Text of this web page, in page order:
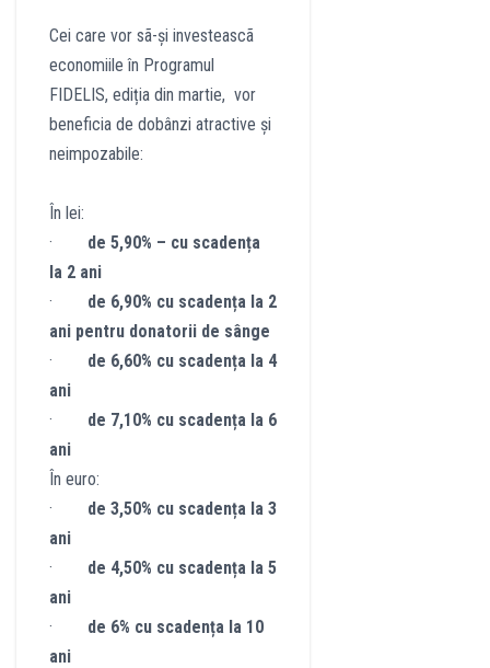
Cei care vor sã-și investeascã
economiile în Programul
FIDELIS, ediția din martie, vor
beneficia de dobânzi atractive și
neimpozabile:
În lei:
· de 5,90% – cu scadența
la 2 ani
· de 6,90% cu scadența la 2
ani pentru donatorii de sânge
· de 6,60% cu scadența la 4
ani
· de 7,10% cu scadența la 6
ani
În euro:
· de 3,50% cu scadența la 3
ani
· de 4,50% cu scadența la 5
ani
· de 6% cu scadența la 10
ani